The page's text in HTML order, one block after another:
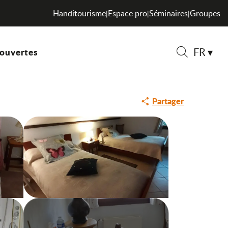
FR
Handitourisme|Espace pro|Séminaires|Groupes
Partager